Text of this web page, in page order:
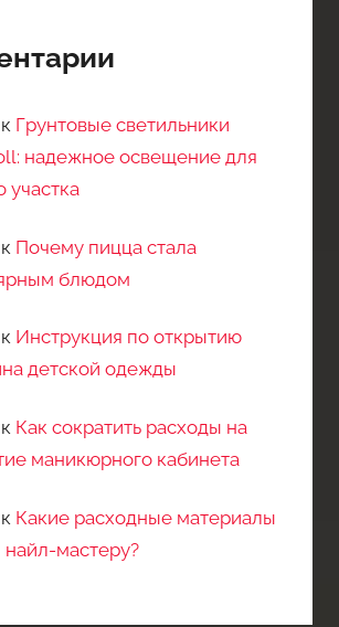
к Грунтовые светильники
надежное освещение для
участка
к Почему пицца стала
блюдом
к Инструкция по открытию
детской одежды
к Как сократить расходы на
маникюрного кабинета
к Какие расходные материалы
мастеру?